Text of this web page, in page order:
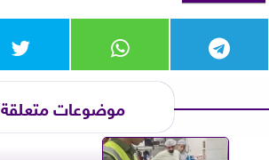
موضوعات متعلقة